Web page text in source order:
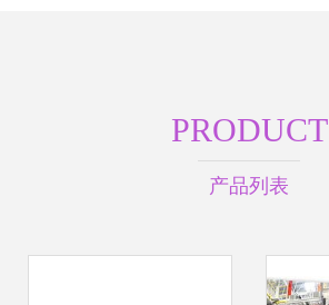
PRODUCT
产品列表